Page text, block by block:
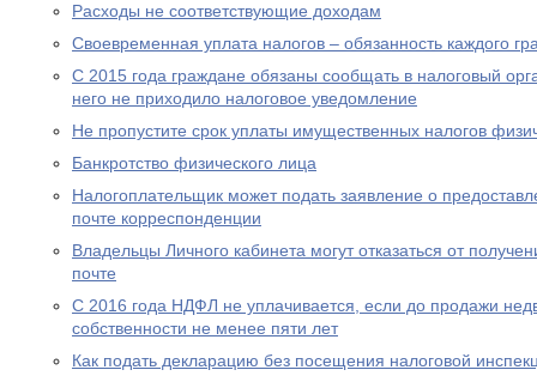
Расходы не соответствующие доходам
Своевременная уплата налогов – обязанность каждого
С 2015 года граждане обязаны сообщать в налоговый
него не приходило налоговое уведомление
Не пропустите срок уплаты имущественных налогов
Банкротство физического лица
Налогоплательщик может подать заявление о
почте корреспонденции
Владельцы Личного кабинета могут отказаться от
почте
С 2016 года НДФЛ не уплачивается, если до продажи
собственности не менее пяти лет
Как подать декларацию без посещения налоговой